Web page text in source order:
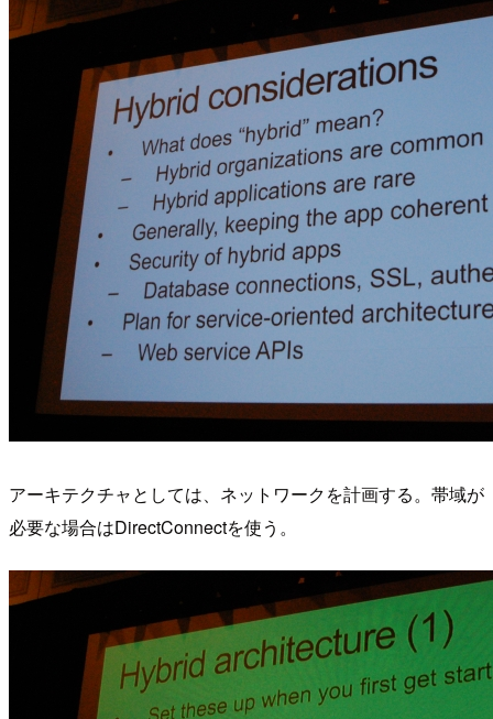
アーキテクチャとしては、ネットワークを計画する。帯域が
必要な場合はDirectConnectを使う。